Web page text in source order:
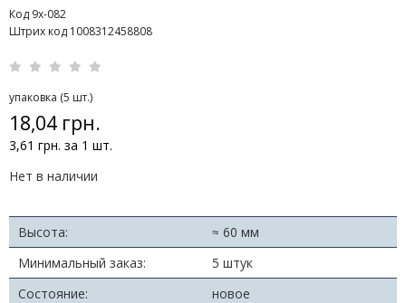
Код 9х-082
Штрих код 1008312458808
упаковка (5 шт.)
18,04 грн.
3,61 грн. за 1 шт.
Нет в наличии
Высота:
≈ 60 мм
Минимальный заказ:
5 штук
Состояние:
новое